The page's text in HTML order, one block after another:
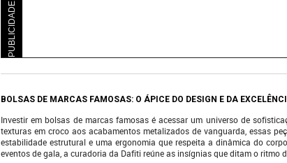
PUBLICIDADE
BOLSAS DE MARCAS FAMOSAS: O ÁPICE DO DESIGN E DA
Investir em bolsas de marcas famosas é acessar um universo de
texturas em croco aos acabamentos metalizados de vanguarda, essas
estabilidade estrutural e uma ergonomia que respeita a dinâmica do
eventos de gala, a curadoria da Dafiti reúne as insígnias que ditam o ritmo